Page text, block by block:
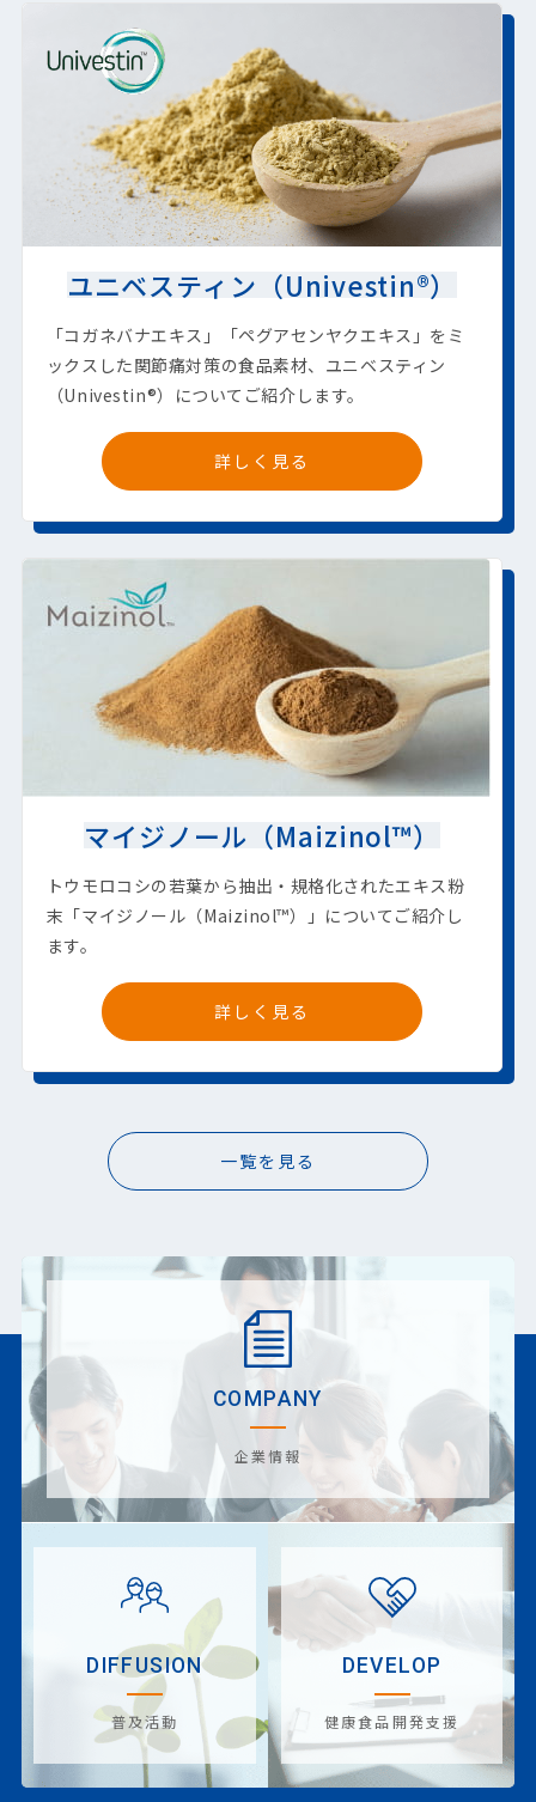
ユニベスティン（Univestin®）
「コガネバナエキス」「ペグアセンヤクエキス」をミ
ックスした関節痛対策の食品素材、ユニベスティン
（Univestin®）についてご紹介します。
詳しく見る
マイジノール（Maizinol™）
トウモロコシの若葉から抽出・規格化されたエキス粉
末「マイジノール（Maizinol™）」についてご紹介し
ます。
詳しく見る
一覧を見る
COMPANY
企業情報
DIFFUSION
普及活動
DEVELOP
健康食品開発支援